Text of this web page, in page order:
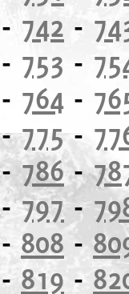
- 742 -
- 753 -
- 764 -
775-
786-
797-
808 -
- 819 -